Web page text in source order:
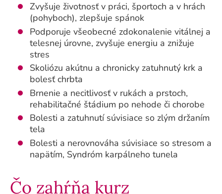
Zvyšuje životnosť v práci, športoch a v hrách
(pohyboch), zlepšuje spánok
Podporuje všeobecné zdokonalenie vitálnej a
telesnej úrovne, zvyšuje energiu a znižuje
stres
Skoliózu akútnu a chronicky zatuhnutý krk a
bolesť chrbta
Brnenie a necitlivosť v rukách a prstoch,
rehabilitačné štádium po nehode či chorobe
Bolesti a zatuhnutí súvisiace so zlým držaním
tela
Bolesti a nerovnováha súvisiace so stresom a
napätím, Syndróm karpálneho tunela
Čo zahŕňa kurz